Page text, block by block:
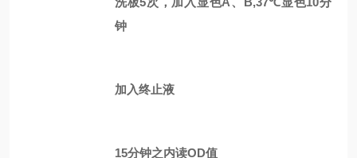
钟
加入终止液
15分钟之内读OD值